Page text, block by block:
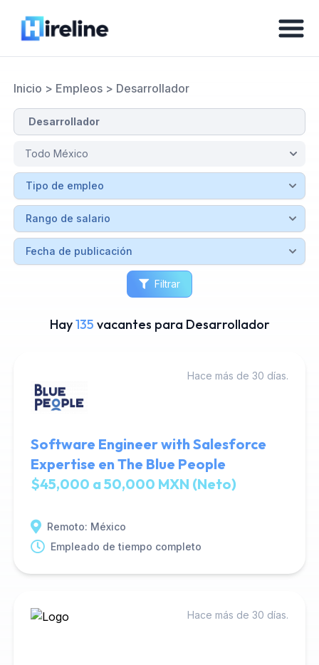
Inicio > Empleos> Desarrollador
Filtrar
Hay135 vacantes para Desarrollador
Hace más de 30 días.
Software Engineer with Salesforce
Expertise en The Blue People
$45,000 a 50,000 MXN (Neto)
Remoto: México
Empleado de tiempo completo
Hace más de 30 días.